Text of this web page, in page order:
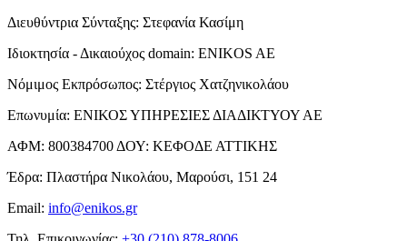
Διευθύντρια Σύνταξης: Στεφανία Κασίμη
Ιδιοκτησία - Δικαιούχος domain: ENIKOS AE
Νόμιμος Εκπρόσωπος: Στέργιος Χατζηνικολάου
Επωνυμία: ΕΝΙΚΟΣ ΥΠΗΡΕΣΙΕΣ ΔΙΑΔΙΚΤΥΟΥ ΑΕ
ΑΦΜ: 800384700 ΔΟΥ: ΚΕΦΟΔΕ ΑΤΤΙΚΗΣ
Έδρα: Πλαστήρα Νικολάου, Μαρούσι, 151 24
Email: info@enikos.gr